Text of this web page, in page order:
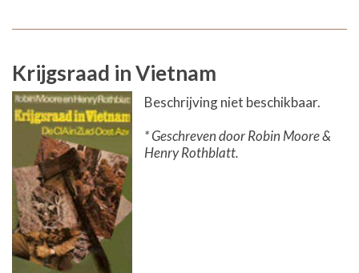
Krijgsraad in Vietnam
Beschrijving niet beschikbaar.
* Geschreven door Robin Moore &
Henry Rothblatt.